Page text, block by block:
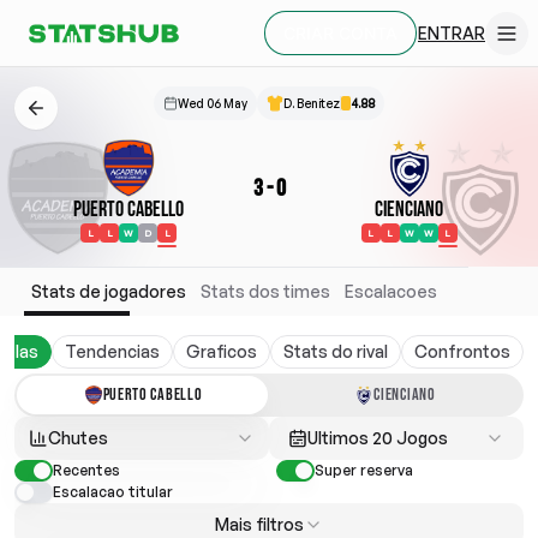
ENTRAR
Wed 06 May D. Benitez 4.88
Puerto Cabello
L L W D L
3-0
Cienciano
L L W W L
Stats de jogadores Stats dos times Escalacoes
Tendencias Graficos Stats do rival Confrontos
PUERTO CABELLO CIENCIANO
Chutes Ultimos 20 Jogos
Recentes
Super reserva
Escalacao titular
Mais filtros